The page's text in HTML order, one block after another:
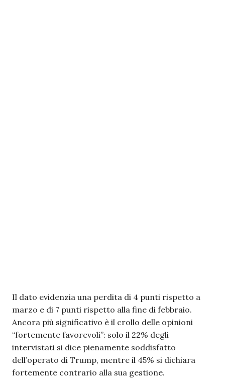
Il dato evidenzia una perdita di 4 punti rispetto a
marzo e di 7 punti rispetto alla fine di febbraio.
Ancora più significativo è il crollo delle opinioni
“fortemente favorevoli”: solo il 22% degli
intervistati si dice pienamente soddisfatto
dell’operato di Trump, mentre il 45% si dichiara
fortemente contrario alla sua gestione.